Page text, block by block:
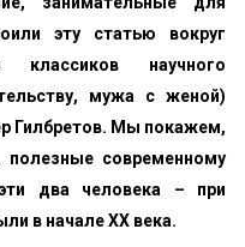
эту статью вокруг
научного
мужа с женой)
Гилбретов. Мы покажем,
полезные современному
два человека – при
в начале ХХ века.